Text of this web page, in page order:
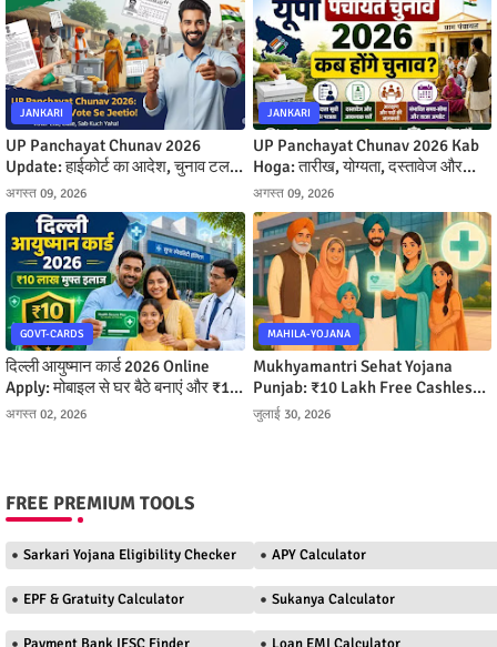
JANKARI
UP Panchayat Chunav 2026
Update: हाईकोर्ट का आदेश, चुनाव टलने
के कारण और नई तारीखें
अगस्त 09, 2026
JANKARI
UP Panchayat Chunav 2026 Kab
Hoga: तारीख, योग्यता, दस्तावेज और
आरक्षण
अगस्त 09, 2026
GOVT-CARDS
दिल्ली आयुष्मान कार्ड 2026 Online
Apply: मोबाइल से घर बैठे बनाएं और ₹10
लाख तक मुफ्त इलाज पाएं
अगस्त 02, 2026
MAHILA-YOJANA
Mukhyamantri Sehat Yojana
Punjab: ₹10 Lakh Free Cashless
Ilaj Kaise Milega
जुलाई 30, 2026
FREE PREMIUM TOOLS
Sarkari Yojana Eligibility Checker APY Calculator
EPF & Gratuity Calculator Sukanya Calculator